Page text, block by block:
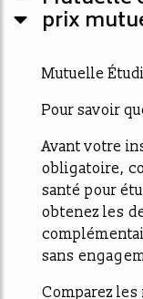
prix
Mutuelle
Pour savoir
Avant votre
obligatoire,
santé pour
obtenez les
sans
Comparez